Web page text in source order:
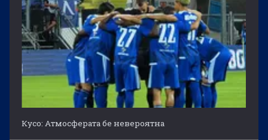
Кусо: Атмосферата бе невероятна